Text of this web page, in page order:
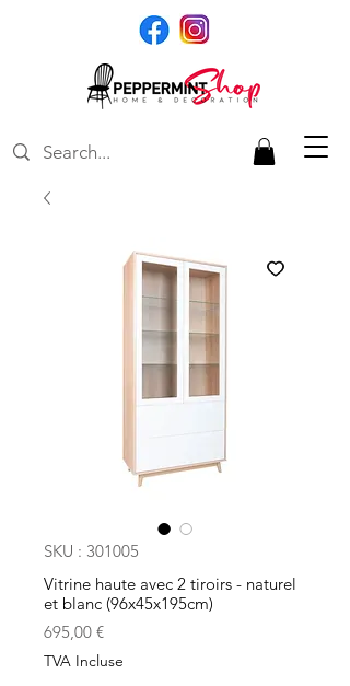
SKU : 301005
Vitrine haute avec 2 tiroirs - naturel
et blanc (96x45x195cm)
695,00 €Prix
TVA Incluse